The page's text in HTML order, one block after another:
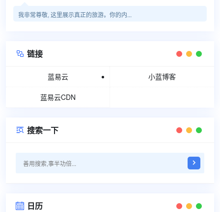
我非常尊敬, 这里展示真正的旅游。你的内...
 链接
蓝易云 小蓝博客
蓝易云CDN
 搜索一下
 日历